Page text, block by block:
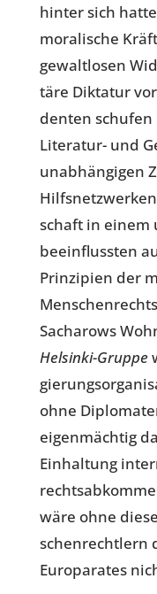
hinter sich
mora­li­sche
gewalt­lo­sen
täre Dik­ta­tur
den­ten
Lite­ra­tur- und
unab­hän­gi­gen
schaft in einem
beein­fluss­ten
Prin­zi­pien der
Sach­a­rows
Hel­sinki-Gruppe
ohne
eigen­mäch­tig
Einhaltung
wäre ohne
schen­recht­lern
Euro­pa­ra­tes